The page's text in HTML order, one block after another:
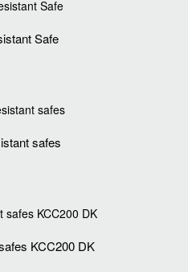
Safe
safes
KCC200 DK